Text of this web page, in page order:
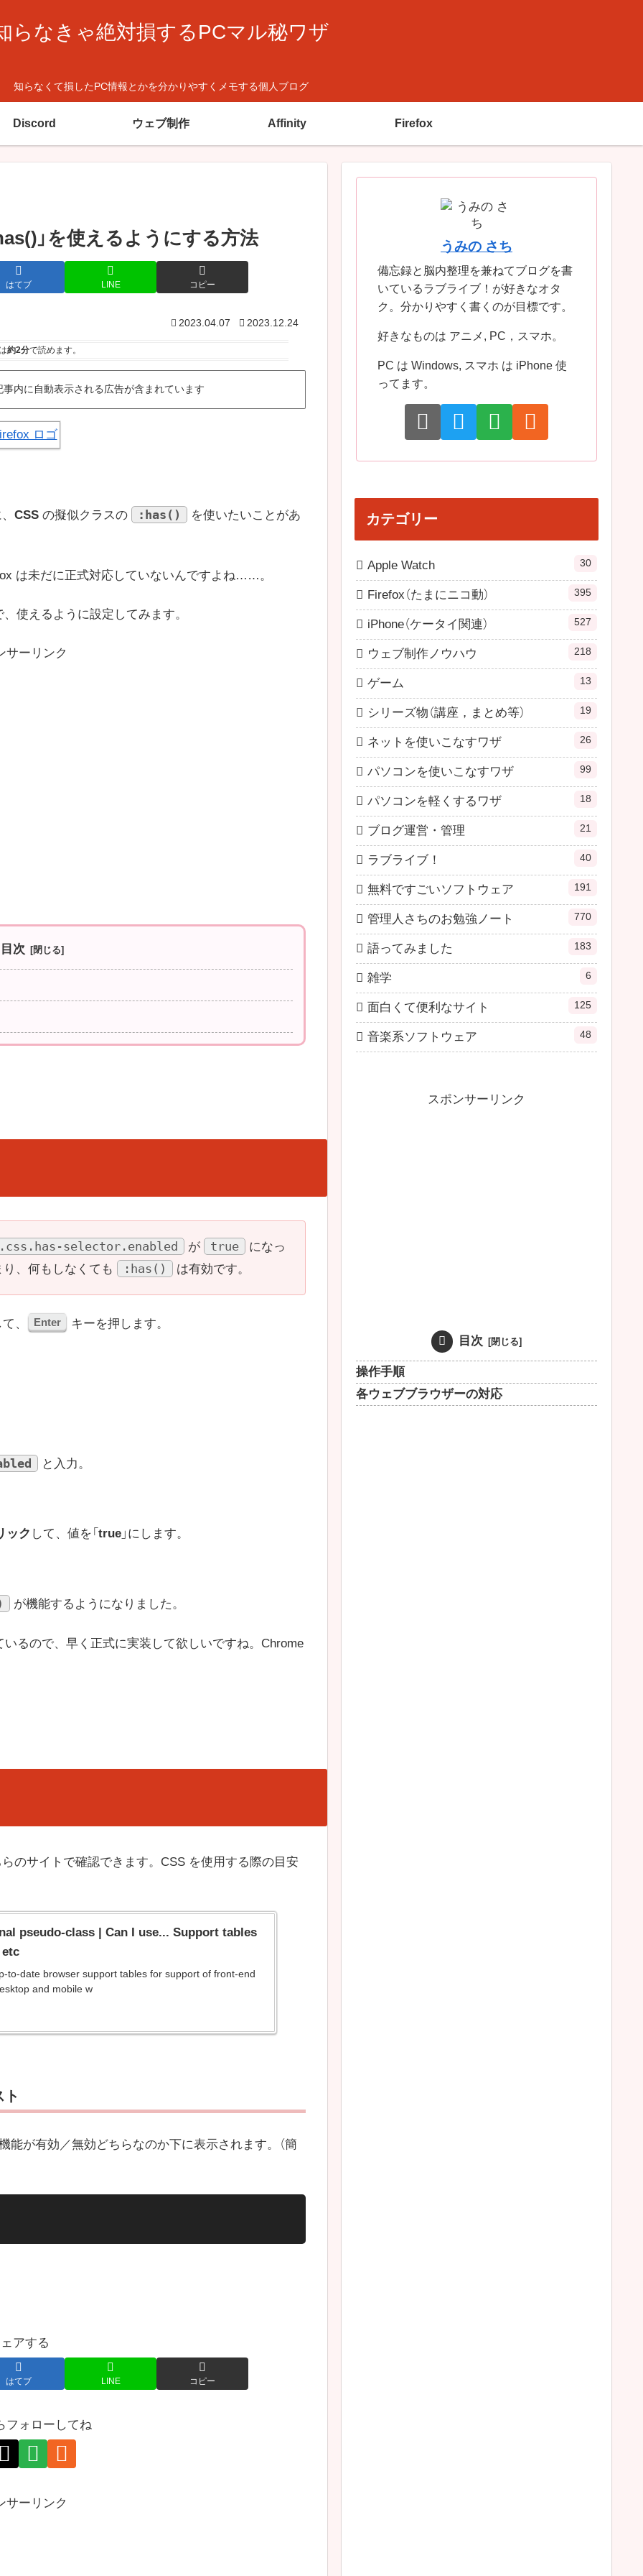
らなきゃ絶対損するPCマル秘ワザ
知らなくて損したPC情報とかを分かりやすくメモする個人ブログ
Discord ウェブ制作 Affinity Firefox
」を使えるようにする方法
はてブ LINE コピー
2023.04.07 2023.12.24
約2分で読めます。
内に自動表示される広告が含まれています
CSS の擬似クラスの :has() を使いたいことがあ
は未だに正式対応していないんですよね……。
使えるように設定してみます。
サーリンク
目次
selector.enabled が true
になっ
、何もしなくても
:has() は有効です。
、 Enter キーを押します。
と入力。
ック して、値を「true 」にします。
が機能するようになりました。
るので、早く正式に実装して欲しいですね。Chrome
のサイトで確認できます。CSS を使用する際の目安
pseudo-class | Can I use... Support tables
to-date browser support tables for support of front-end
and mobile w
能が有効／無効どちらなのか下に表示されます。（簡
アする
はてブ LINE コピー
フォローしてね
サーリンク
うみの さち
備忘録と脳内整理を兼ねてブログを書
いているラブライブ！が好きなオタ
ク。分かりやすく書くのが目標です。
好きなものは アニメ, PC，スマホ。
PC は Windows, スマホ は iPhone 使
ってます。
カテゴリー
Apple Watch 30
Firefox（たまにニコ動） 395
iPhone（ケータイ関連） 527
ウェブ制作ノウハウ 218
ゲーム 13
シリーズ物（講座，まとめ等） 19
ネットを使いこなすワザ 26
パソコンを使いこなすワザ 99
パソコンを軽くするワザ 18
ブログ運営・管理 21
ラブライブ！ 40
無料ですごいソフトウェア 191
管理人さちのお勉強ノート 770
語ってみました 183
雑学 6
面白くて便利なサイト 125
音楽系ソフトウェア 48
スポンサーリンク
目次
操作手順
各ウェブブラウザーの対応